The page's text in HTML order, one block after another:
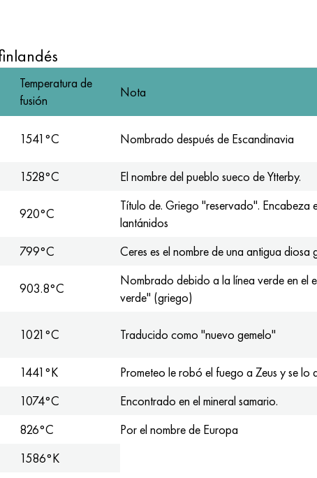
Temperatura de
fusión
Nota
1541°C Nombrado después de Escandinavia
1528°C El nombre del pueblo sueco de Ytterby.
920°C
Título de. Griego "reservado". Encabeza
lantánidos
799°С Ceres es el nombre de una antigua diosa
903.8°С
Nombrado debido a la línea verde en el
verde" (griego)
1021°С Traducido como "nuevo gemelo"
1441°K
Prometeo le robó el fuego a Zeus y se lo
1074°C
Encontrado en el mineral samario.
826°C
Por el nombre de Europa
1586°K